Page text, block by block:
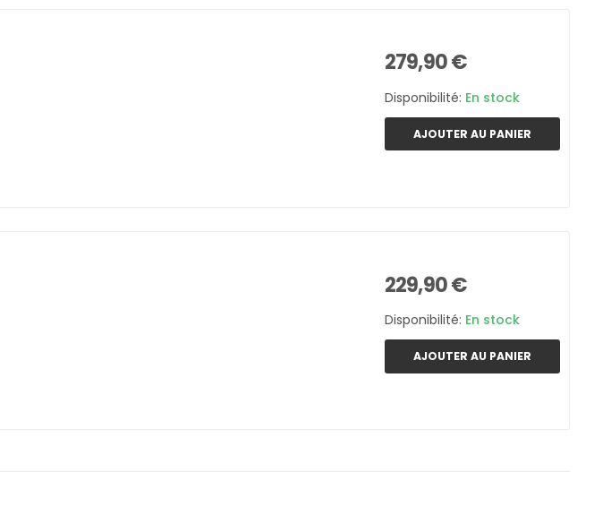
279,90 €
Disponibilité: En stock
AJOUTER AU PANIER
229,90 €
Disponibilité: En stock
AJOUTER AU PANIER